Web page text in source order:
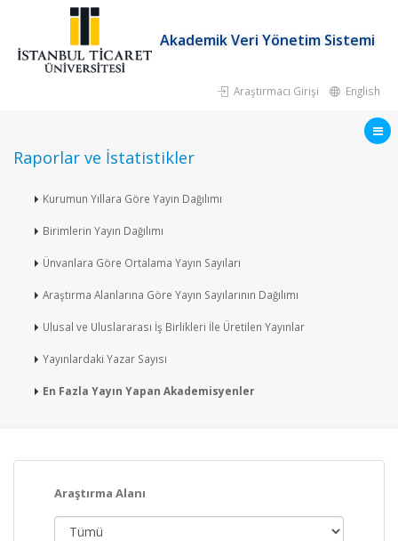
Akademik Veri Yönetim Sistemi
Araştırmacı Girişi English
Raporlar ve İstatistikler
Kurumun Yıllara Göre Yayın Dağılımı
Birimlerin Yayın Dağılımı
Ünvanlara Göre Ortalama Yayın Sayıları
Araştırma Alanlarına Göre Yayın Sayılarının Dağılımı
Ulusal ve Uluslararası İş Birlikleri İle Üretilen Yayınlar
Yayınlardaki Yazar Sayısı
En Fazla Yayın Yapan Akademisyenler
Araştırma Alanı